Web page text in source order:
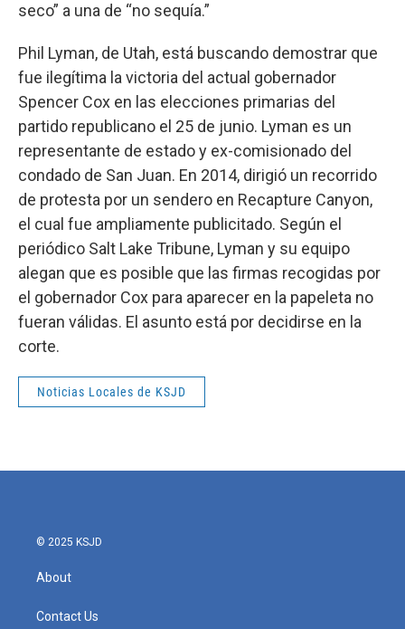
seco” a una de “no sequía.”
Phil Lyman, de Utah, está buscando demostrar que
fue ilegítima la victoria del actual gobernador
Spencer Cox en las elecciones primarias del
partido republicano el 25 de junio. Lyman es un
representante de estado y ex-comisionado del
condado de San Juan. En 2014, dirigió un recorrido
de protesta por un sendero en Recapture Canyon,
el cual fue ampliamente publicitado. Según el
periódico Salt Lake Tribune, Lyman y su equipo
alegan que es posible que las firmas recogidas por
el gobernador Cox para aparecer en la papeleta no
fueran válidas. El asunto está por decidirse en la
corte.
Noticias Locales de KSJD
© 2025 KSJD
About
Contact Us